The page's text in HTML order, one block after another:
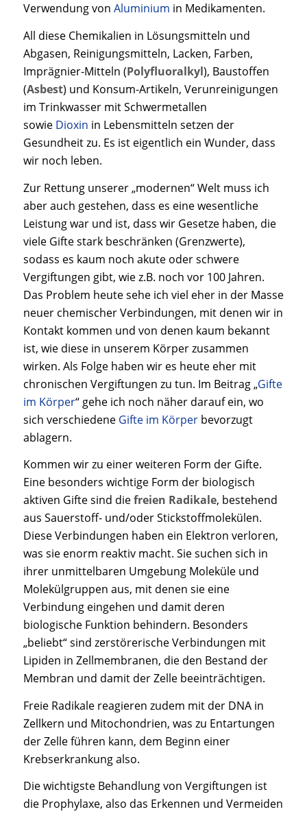
Verwendung von Aluminium in Medikamenten.
All diese Chemikalien in Lösungsmitteln und
Abgasen, Reinigungsmitteln, Lacken, Farben,
Imprägnier-Mitteln (Polyfluoralkyl), Baustoffen
(Asbest) und Konsum-Artikeln, Verunreinigungen
im Trinkwasser mit Schwermetallen
sowie Dioxin in Lebensmitteln setzen der
Gesundheit zu. Es ist eigentlich ein Wunder, dass
wir noch leben.
Zur Rettung unserer „modernen“ Welt muss ich
aber auch gestehen, dass es eine wesentliche
Leistung war und ist, dass wir Gesetze haben, die
viele Gifte stark beschränken (Grenzwerte),
sodass es kaum noch akute oder schwere
Vergiftungen gibt, wie z.B. noch vor 100 Jahren.
Das Problem heute sehe ich viel eher in der Masse
neuer chemischer Verbindungen, mit denen wir in
Kontakt kommen und von denen kaum bekannt
ist, wie diese in unserem Körper zusammen
wirken. Als Folge haben wir es heute eher mit
chronischen Vergiftungen zu tun. Im Beitrag „Gifte
im Körper“ gehe ich noch näher darauf ein, wo
sich verschiedene Gifte im Körperbevorzugt
ablagern.
Kommen wir zu einer weiteren Form der Gifte.
Eine besonders wichtige Form der biologisch
aktiven Gifte sind diefreien Radikale, bestehend
aus Sauerstoff- und/oder Stickstoffmolekülen.
Diese Verbindungen haben ein Elektron verloren,
was sie enorm reaktiv macht. Sie suchen sich in
ihrer unmittelbaren Umgebung Moleküle und
Molekülgruppen aus, mit denen sie eine
Verbindung eingehen und damit deren
biologische Funktion behindern. Besonders
„beliebt“ sind zerstörerische Verbindungen mit
Lipiden in Zellmembranen, die den Bestand der
Membran und damit der Zelle beeinträchtigen.
Freie Radikale reagieren zudem mit der DNA in
Zellkern und Mitochondrien, was zu Entartungen
der Zelle führen kann, dem Beginn einer
Krebserkrankung also.
Die wichtigste Behandlung von Vergiftungen ist
die Prophylaxe, also das Erkennen und Vermeiden